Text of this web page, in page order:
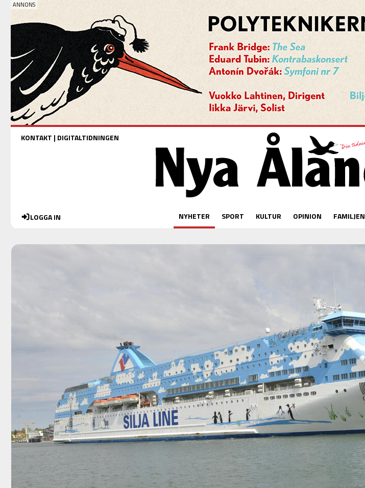
KONTAKT | DIGITALTIDNINGEN
LOGGA IN NYHETER SPORT KULTUR OPINION FAMILJEN